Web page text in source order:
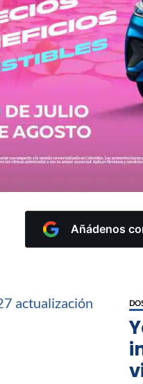
Añádenos